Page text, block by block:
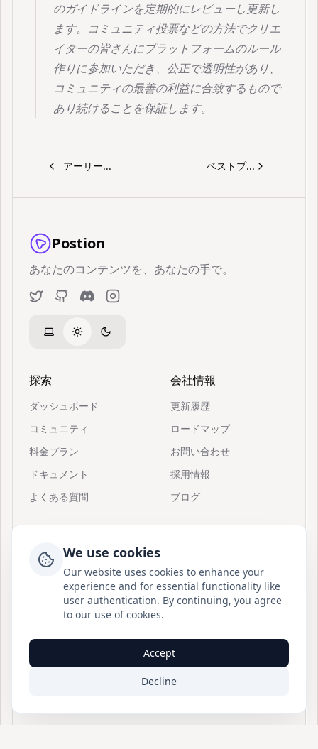
のガイドラインを定期的にレビューし更新し
ます。コミュニティ投票などの方法でクリエ
イターの皆さんにプラットフォームのルール
作りに参加いただき、公正で透明性があり、
コミュニティの最善の利益に合致するもので
あり続けることを保証します。
アーリー... ベストプ...
Postion
あなたのコンテンツを、あなたの手で。
TwitterGitHubDiscordInstagram
探索
ダッシュボード
コミュニティ
料金プラン
ドキュメント
よくある質問
会社情報
更新履歴
ロードマップ
お問い合わせ
採用情報
ブログ
招待
クイックスタート
Postionとは
Discordに参加
BuouUI
ブログRSS
2026— BuouTech Inc.
We use cookies
Our website uses cookies to enhance your
experience and for essential functionality like
user authentication. By continuing, you agree
to our use of cookies.
Accept
Decline